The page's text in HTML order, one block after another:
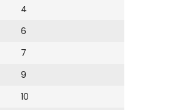
4
6
7
9
10